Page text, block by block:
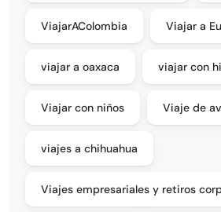
ViajarAColombia Viajar a
viajar a oaxaca viajar con
Viajar con niños Viaje de
viajes a chihuahua
Viajes empresariales y retiros